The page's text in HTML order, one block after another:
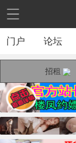
门户 论坛
招租